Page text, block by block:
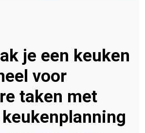
je een keuken
voor
taken met